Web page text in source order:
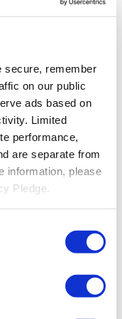
secure, remember
on our public
ads based on
Limited
performance,
are separate from
information, please
Pledge.
en el salón de clases.
a las escuelas
y descubre
Historias De
la comunidad como
para compartirla con
qué hace que nuestra